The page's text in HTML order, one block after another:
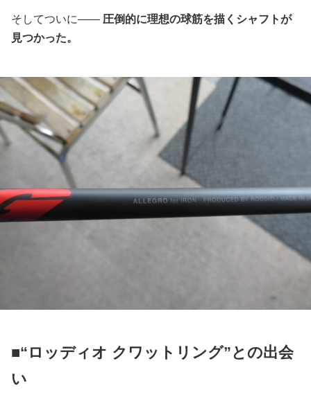
そしてついに―― 圧倒的に理想の球筋を描くシャフトが
見つかった。
■“ロッディオ クワットリング”との出会
い